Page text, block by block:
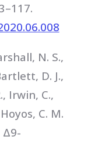
N. S.,
D. J.,
Irwin, C.,
C. M.
Δ9-